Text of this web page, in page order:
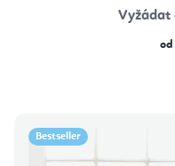
Vyžádat
od
Bestseller